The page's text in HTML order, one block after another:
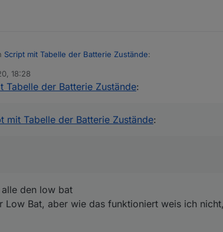
Script mit Tabelle der Batterie Zustände:
low-bat - da müßten wir etwas umschreiben
alle den low bat
für Low Bat, aber wie das funktioniert weis ich nicht, Ich
18:28
Tabelle der Batterie Zustände:
mit Tabelle der Batterie Zustände:
den low bat
Low Bat, aber wie das funktioniert weis ich